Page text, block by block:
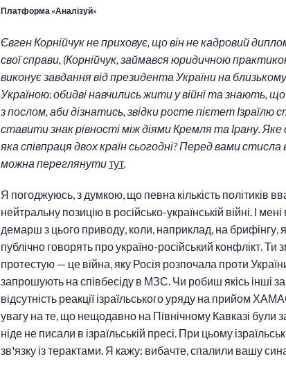
Платформа «Аналізуй»
Євген Корнійчук не приховує, що він не кадровий
свої справи, (Корнійчук, займався юридичною
виконує завдання від президента України на
Україною: обидві навчились жити у війні та знають, що
з послом, аби дізнатись, звідки росте пієтет Ізраїлю
ставити знак рівності між діями Кремля та Ірану. Яке
яка співпраця двох країн сьогодні? Перед вами
можна переглянутитут.
Я погоджуюсь, з думкою, що певна кількість політиків
нейтральну позицію в російсько-українській війні. І
демарш з цього приводу, коли, наприклад, на брифінгу,
публічно говорять про україно-російський конфлікт.
протестую — це війна, яку Росія розпочала проти
запрошують на співбесіду в МЗС. Чи робиш якісь інші
відсутність реакції ізраїльського уряду на прийом
увагу на те, що нещодавно на Північному Кавказі були
ніде не писали в ізраїльській пресі. При цьому
зв'язку із терактами. Я кажу: вибачте, спалили вашу